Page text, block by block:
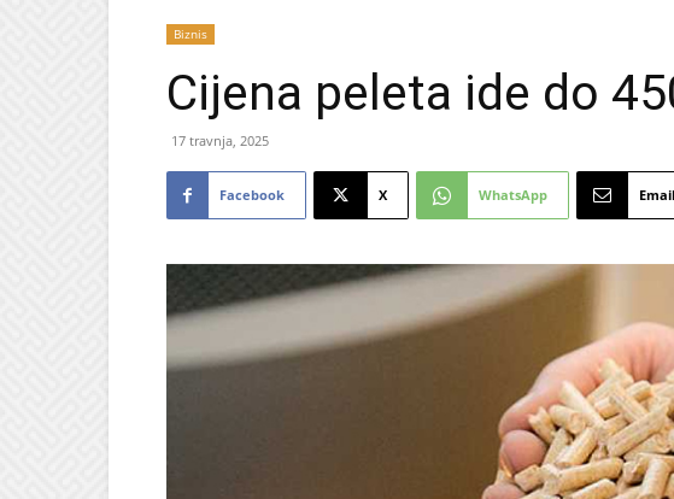
Biznis
Cijena peleta ide do
17 travnja, 2025
Facebook X WhatsApp Email